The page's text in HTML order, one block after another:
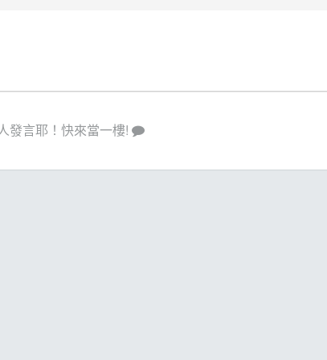
發言耶！快來當一樓!